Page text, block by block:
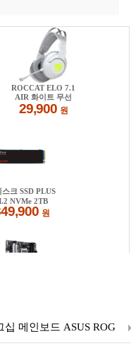
십 메인보드 ASUS ROG